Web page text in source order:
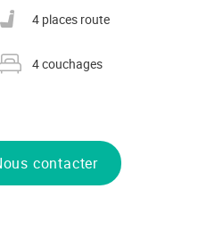
Nombre de places carte grise
4 places route
Nombre de couchages
4 couchages
contacter